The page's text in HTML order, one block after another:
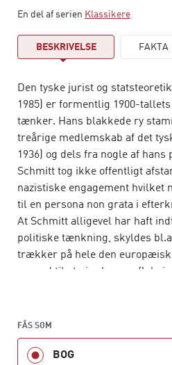
En del af serien Klassikere
BESKRIVELSE FAKTA
Den tyske jurist og
1985) er formentlig 1900-
tænker. Hans blakkede ry
treårige medlemskab af det
1936) og dels fra nogle af hans
Schmitt tog ikke offentligt
nazistiske engagement hvilket
til en persona non grata i
At Schmitt alligevel har haft
politiske tænkning, skyldes
trækker på hele den
er med til at give hans
gang i dansk oversættelse.
FÅS SOM
BOG